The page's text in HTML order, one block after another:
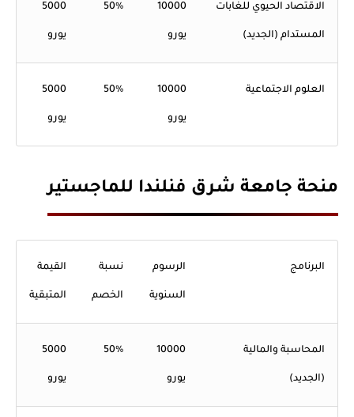
الاقتصاد الحيوي للغابات
المستدام (الجديد)
10000
يورو
50%
5000
يورو
العلوم الاجتماعية 10000
يورو
50%
5000
يورو
منحة جامعة شرق فنلندا للماجستير
البرنامج الرسوم
السنوية
نسبة
الخصم
القيمة
المتبقية
المحاسبة والمالية
(الجديد)
10000
يورو
50%
5000
يورو